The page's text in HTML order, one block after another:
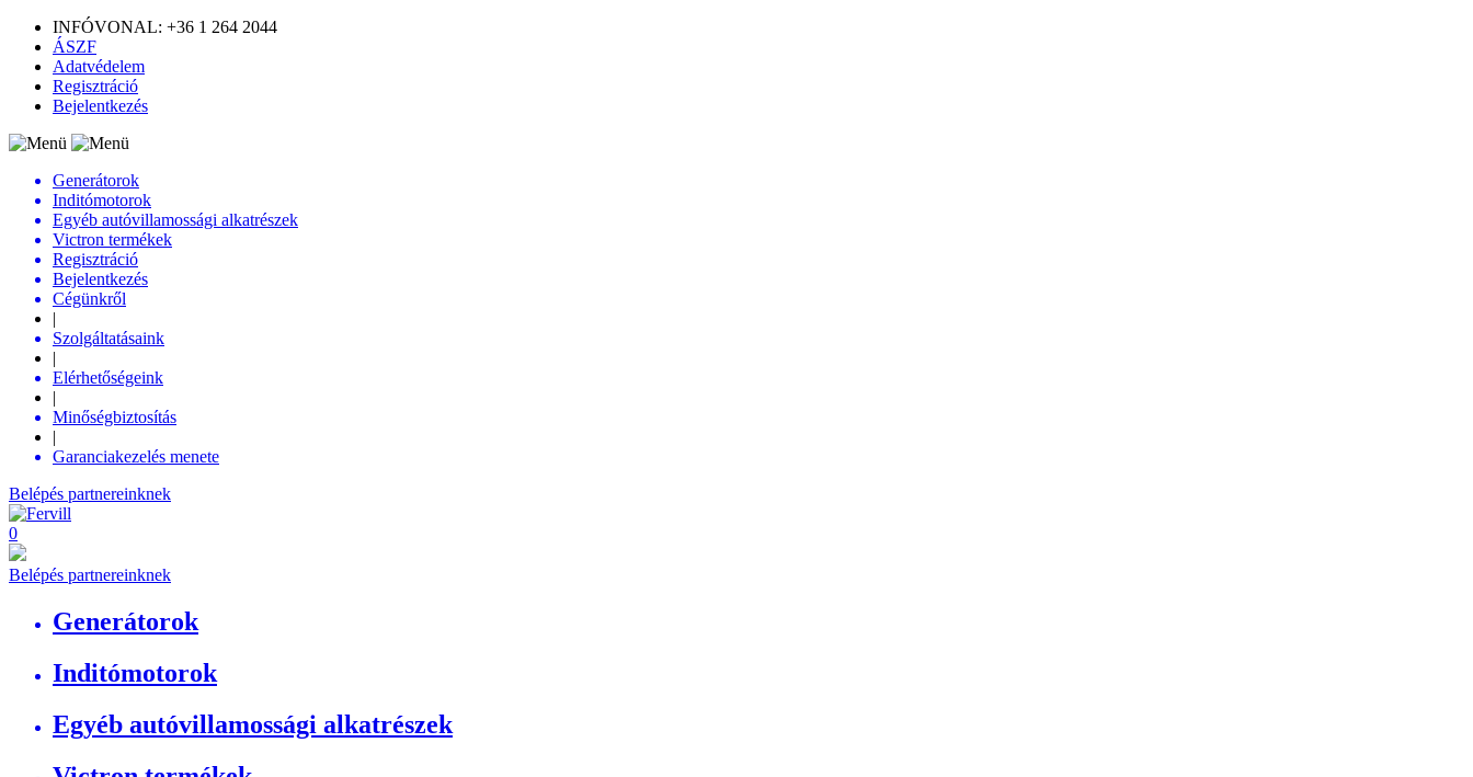
INFÓVONAL: +36 1 264 2044
ÁSZF
Adatvédelem
Regisztráció
Bejelentkezés
Generátorok
Inditómotorok
Egyéb autóvillamossági alkatrészek
Victron termékek
Regisztráció
Bejelentkezés
Cégünkről
|
Szolgáltatásaink
|
Elérhetőségeink
|
Minőségbiztosítás
|
Garanciakezelés menete
Belépés partnereinknek
0
Belépés partnereinknek
Generátorok
Inditómotorok
Egyéb autóvillamossági alkatrészek